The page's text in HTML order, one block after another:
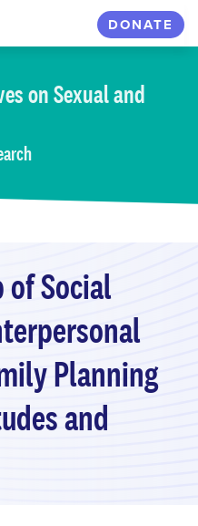
DONATE
on Sexual and
Social
Planning
and